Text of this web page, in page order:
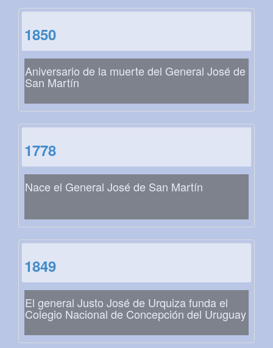
1850
Aniversario de la muerte del General José de
San Martín
1778
Nace el General José de San Martín
1849
El general Justo José de Urquiza funda el
Colegio Nacional de Concepción del Uruguay